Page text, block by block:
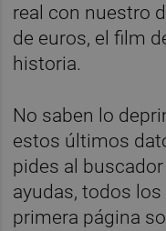
real con nuestro
de euros, el film
historia.
No saben lo
estos últimos
pides al
ayudas, todos
primera página